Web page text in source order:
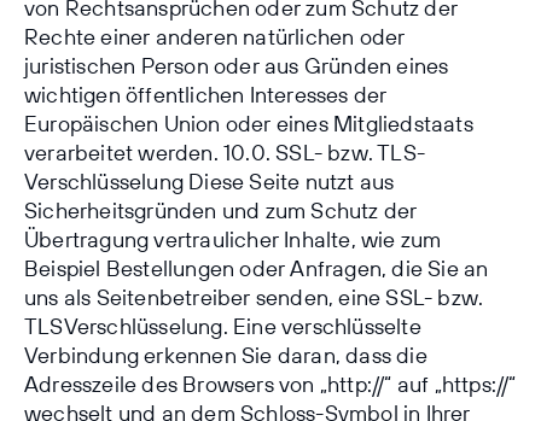
von Rechtsansprüchen oder zum Schutz der
Rechte einer anderen natürlichen oder
juristischen Person oder aus Gründen eines
wichtigen öffentlichen Interesses der
Europäischen Union oder eines Mitgliedstaats
verarbeitet werden. 10.0. SSL- bzw. TLS-
Verschlüsselung Diese Seite nutzt aus
Sicherheitsgründen und zum Schutz der
Übertragung vertraulicher Inhalte, wie zum
Beispiel Bestellungen oder Anfragen, die Sie an
uns als Seitenbetreiber senden, eine SSL- bzw.
TLSVerschlüsselung. Eine verschlüsselte
Verbindung erkennen Sie daran, dass die
Adresszeile des Browsers von „http://“ auf „https://“
wechselt und an dem Schloss-Symbol in Ihrer